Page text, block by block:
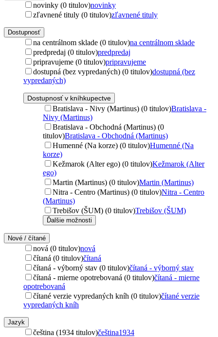
novinky (0 titulov)novinky
zľavnené tituly (0 titulov)zľavnené tituly
Dostupnosť
na centrálnom sklade (0 titulov)na centrálnom sklade
predpredaj (0 titulov)predpredaj
pripravujeme (0 titulov)pripravujeme
dostupná (bez vypredaných) (0 titulov)dostupná (bez
vypredaných)
Dostupnosť v kníhkupectve
Bratislava - Nivy (Martinus) (0 titulov)Bratislava -
Nivy (Martinus)
Bratislava - Obchodná (Martinus) (0
titulov)Bratislava - Obchodná (Martinus)
Humenné (Na korze) (0 titulov)Humenné (Na
korze)
Kežmarok (Alter ego) (0 titulov)Kežmarok (Alter
ego)
Martin (Martinus) (0 titulov)Martin (Martinus)
Nitra - Centro (Martinus) (0 titulov)Nitra - Centro
(Martinus)
Trebišov (ŠUM) (0 titulov)Trebišov (ŠUM)
Ďalšie možnosti
Nové / čítané
nová (0 titulov)nová
čítaná (0 titulov)čítaná
čítaná - výborný stav (0 titulov)čítaná - výborný stav
čítaná - mierne opotrebovaná (0 titulov)čítaná - mierne
opotrebovaná
čítané verzie vypredaných kníh (0 titulov)čítané verzie
vypredaných kníh
Jazyk
čeština (1934 titulov)čeština1934